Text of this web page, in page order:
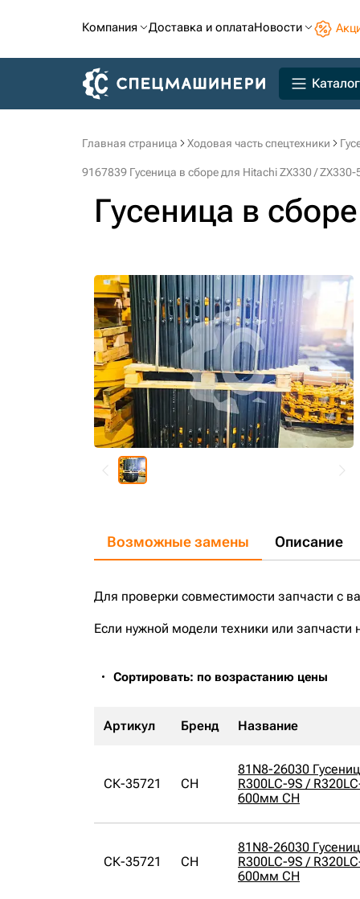
Компания Доставка и оплатаНовости
Каталог
Главная страница Ходовая часть спецтехники
9167839 Гусеница в сборе для Hitachi ZX330 /
Гусеница в
Возможные замены Описание
Для проверки совместимости запчасти с
Если нужной модели техники или
Сортировать: по возрастанию цены
Артикул Бренд Название
СК-35721 CH
81N8-26030
R300LC-9S /
600мм CH
СК-35721 CH
81N8-26030
R300LC-9S /
600мм CH